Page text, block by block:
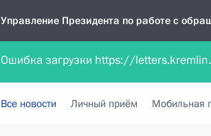
Управление Президента по работе с
Обратиться в форме электронного документа
Все новости Личный приём Мобильная
Ошибка загрузки https://